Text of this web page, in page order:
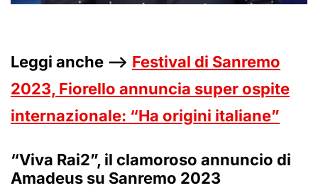
Leggi anche –> Festival di Sanremo
2023, Fiorello annuncia super ospite
internazionale: “Ha origini italiane”
“Viva Rai2”, il clamoroso annuncio di
Amadeus su Sanremo 2023